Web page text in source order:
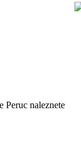
Peruc naleznete